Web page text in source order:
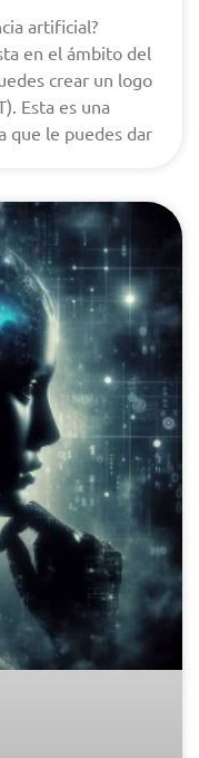
artificial?
en el ámbito del
crear un logo
Esta es una
que le puedes dar